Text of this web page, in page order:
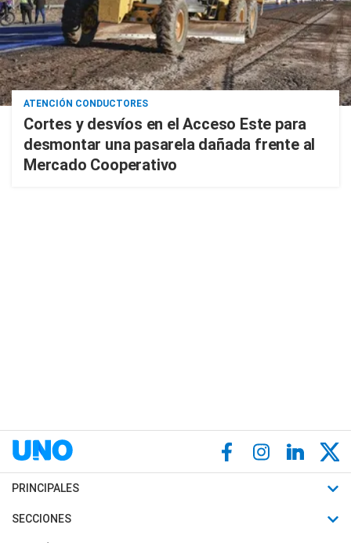
ATENCIÓN CONDUCTORES
Cortes y desvíos en el Acceso Este para
desmontar una pasarela dañada frente al
Mercado Cooperativo
PRINCIPALES
Últimas Noticias
SECCIONES